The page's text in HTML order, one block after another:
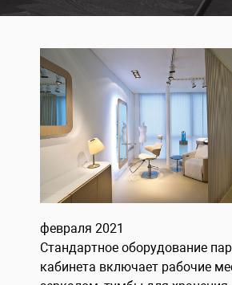
февраля 2021
Стандартное оборудование
кабинета включает рабочие